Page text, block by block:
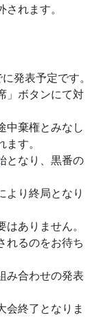
れます。
発表予定です。
」ボタンにて対
中棄権とみなし
す。
となり、黒番の
より終局となり
ありません。
れるのをお待ち
み合わせの発表
会終了となりま